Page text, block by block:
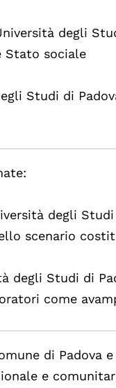
degli
Stato sociale
Studi di
degli Studi
scenario
degli Studi di
come
di Padova
e